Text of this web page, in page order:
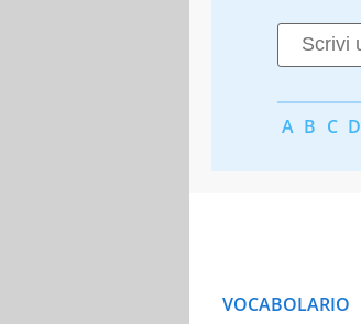
A B C D
VOCABOLARIO